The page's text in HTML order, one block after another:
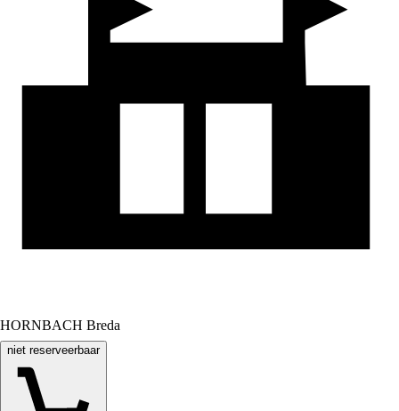
HORNBACH Breda
niet reserveerbaar